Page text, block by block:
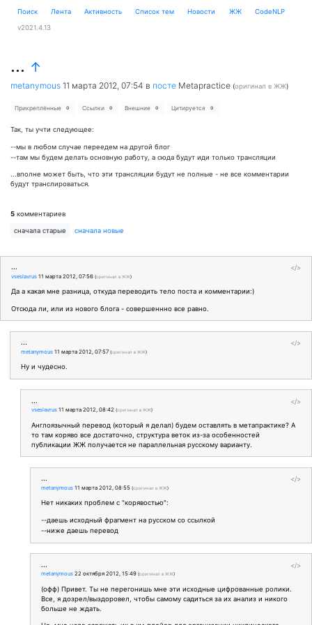
Поиск Лента Активность Cписок тем Новости ЖЖ CodeNLP
v2021.4.13
... ↑
metanymous 11 марта 2012, 07:54 в посте Metapractice (оригинал в ЖЖ)
Прикреплённые 0 Ссылки 0 Внешние 0 Цитируется 0
Так, ты учти следующее:
--мы в любом случае переедем на другой блог
--там мы будем делать основную работу, а сюда будут иди только трансляции
...вполне может быть, что эти трансляции будут не полные - не все комментарии
будут транслироваться.
5 комментариев
сначала старые сначала новые
</>
...
vseslavrus 11 марта 2012, 07:56 (оригинал в ЖЖ)
Да а какая мне разница, откуда переводить тело поста и комментарии:)
Отсюда ли, или из нового блога - совершеннно все равно.
</>
...
metanymous 11 марта 2012, 07:57 (оригинал в ЖЖ)
Ну и чудесно.
</>
...
vseslavrus 11 марта 2012, 08:42 (оригинал в ЖЖ)
Англоязычный перевод (который я делал) будем оставлять в метапрактике? А
то там коряво все достаточно, структура веток из-за особенностей
публикации ЖЖ получается не параллельная русскому варианту.
</>
...
metanymous 11 марта 2012, 08:55 (оригинал в ЖЖ)
Нет никаких проблем с "корявостью":
--даешь исходный фрагмент на русском со ссылкой
--ниже даешь перевод
</>
...
metanymous 22 октября 2012, 15:49 (оригинал в ЖЖ)
(офф) Привет. Ты не перегонишь мне эти исходные цифрованные ролики.
Все, я дозрел/выздоровел, чтобы самому садиться за их анализ и никого
больше не ждать.